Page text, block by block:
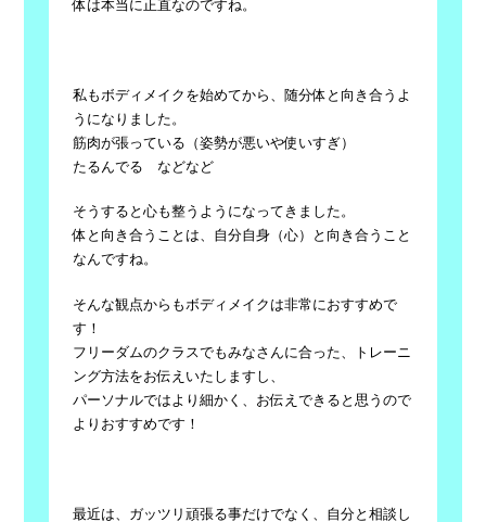
体は本当に正直なのですね。
私もボディメイクを始めてから、随分体と向き合うよ
うになりました。
筋肉が張っている（姿勢が悪いや使いすぎ）
たるんでる などなど
そうすると心も整うようになってきました。
体と向き合うことは、自分自身（心）と向き合うこと
なんですね。
そんな観点からもボディメイクは非常におすすめで
す！
フリーダムのクラスでもみなさんに合った、トレーニ
ング方法をお伝えいたしますし、
パーソナルではより細かく、お伝えできると思うので
よりおすすめです！
最近は、ガッツリ頑張る事だけでなく、自分と相談し